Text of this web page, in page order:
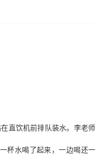
直饮机前排队装水。李老师
杯水喝了起来，一边喝还一